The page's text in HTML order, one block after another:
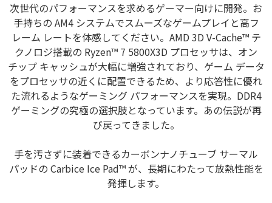
次世代のパフォーマンスを求めるゲーマー向けに開発。お
手持ちの AM4 システムでスムーズなゲームプレイと高フ
レーム レートを体感してください。AMD 3D V-Cache™ テ
クノロジ搭載の Ryzen™ 7 5800X3D プロセッサは、オン
チップ キャッシュが大幅に増強されており、ゲーム データ
をプロセッサの近くに配置できるため、より応答性に優れ
た流れるようなゲーミング パフォーマンスを実現。DDR4
ゲーミングの究極の選択肢となっています。あの伝説が再
び戻ってきました。
手を汚さずに装着できるカーボンナノチューブ サーマル
パッドの Carbice Ice Pad™ が、長期にわたって放熱性能を
発揮します。